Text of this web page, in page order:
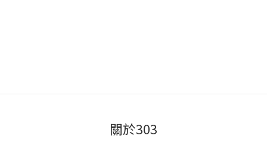
關於303